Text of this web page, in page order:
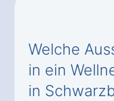
Welche
in ein
in